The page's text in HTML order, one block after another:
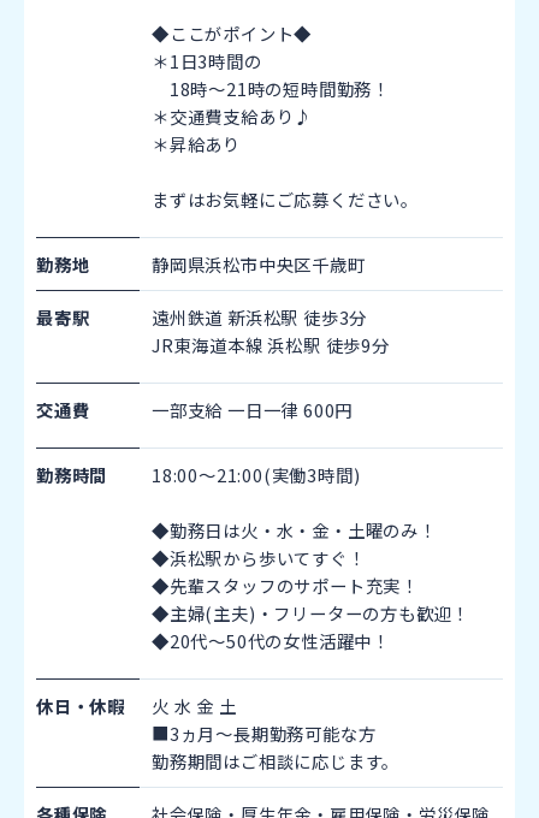
◆ここがポイント◆
＊1日3時間の
18時～21時の短時間勤務！
＊交通費支給あり♪
＊昇給あり
まずはお気軽にご応募ください｡
勤務地 静岡県浜松市中央区千歳町
最寄駅
遠州鉄道 新浜松駅 徒歩3分
JR東海道本線 浜松駅 徒歩9分
交通費 一部支給 一日一律 600円
勤務時間 18:00～21:00(実働3時間)
◆勤務日は火・水・金・土曜のみ！
◆浜松駅から歩いてすぐ！
◆先輩スタッフのサポート充実！
◆主婦(主夫)・フリーターの方も歓迎！
◆20代～50代の女性活躍中！
休日・休暇 火 水 金 土
■3ヵ月～長期勤務可能な方
勤務期間はご相談に応じます。